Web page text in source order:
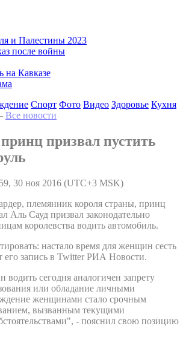
и Палестины 2023
после войны
на Кавказе
Спорт Фото Видео Здоровье Кухня
Все новости
призвал пустить
30 ноя 2016 (UTC+3 MSK)
племянник короля страны, принц
Аль Сауд призвал законодательно
королевства водить автомобиль.
настало время для женщин сесть
его запись в Twitter РИА Новости.
водить сегодня аналогичен запрету
или обладание личными
женщинами стало срочным
вызванным текущими
- пояснил свою позицию